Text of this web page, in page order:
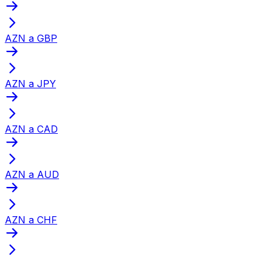
AZN a GBP
AZN a JPY
AZN a CAD
AZN a AUD
AZN a CHF